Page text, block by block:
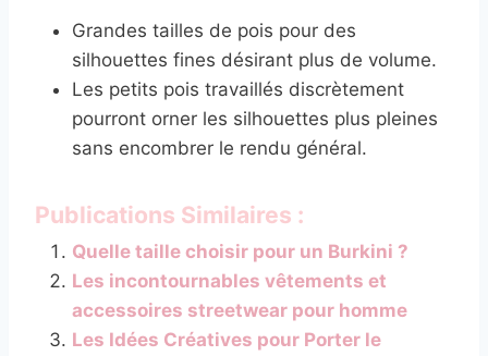
Grandes tailles de pois pour des
silhouettes fines désirant plus de volume.
Les petits pois travaillés discrètement
pourront orner les silhouettes plus pleines
sans encombrer le rendu général.
Publications Similaires :
Quelle taille choisir pour un Burkini ?
Les incontournables vêtements et
accessoires streetwear pour homme
Les Idées Créatives pour Porter le